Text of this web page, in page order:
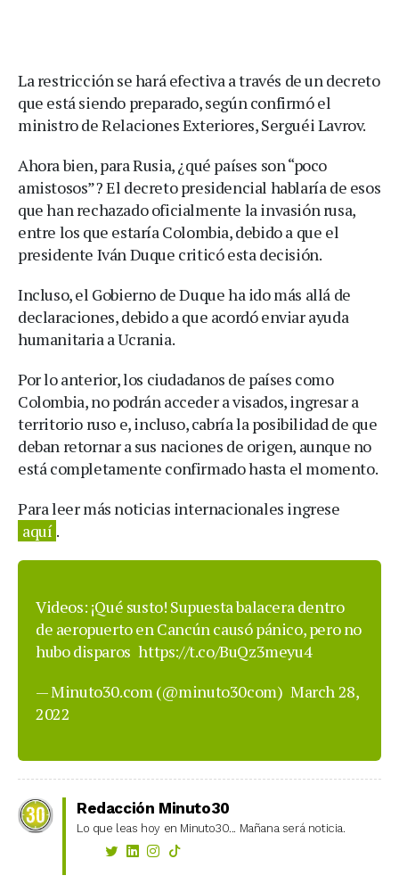
La restricción se hará efectiva a través de un decreto
que está siendo preparado, según confirmó el
ministro de Relaciones Exteriores, Serguéi Lavrov.
Ahora bien, para Rusia, ¿qué países son “poco
amistosos”? El decreto presidencial hablaría de esos
que han rechazado oficialmente la invasión rusa,
entre los que estaría Colombia, debido a que el
presidente Iván Duque criticó esta decisión.
Incluso, el Gobierno de Duque ha ido más allá de
declaraciones, debido a que acordó enviar ayuda
humanitaria a Ucrania.
Por lo anterior, los ciudadanos de países como
Colombia, no podrán acceder a visados, ingresar a
territorio ruso e, incluso, cabría la posibilidad de que
deban retornar a sus naciones de origen, aunque no
está completamente confirmado hasta el momento.
Para leer más noticias internacionales ingrese
aquí .
Videos: ¡Qué susto! Supuesta balacera dentro
de aeropuerto en Cancún causó pánico, pero no
hubo disparos https://t.co/BuQz3meyu4
— Minuto30.com (@minuto30com) March 28,
2022
Redacción Minuto30
Lo que leas hoy en Minuto30... Mañana será noticia.